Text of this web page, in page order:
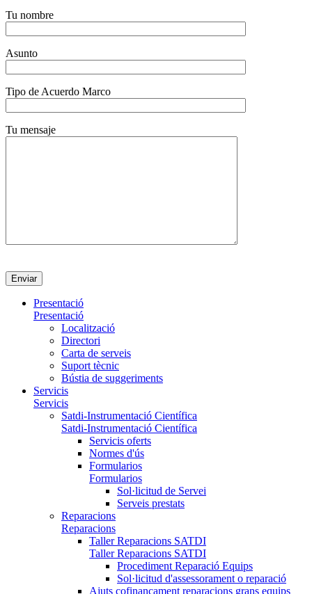
Tu nombre
Asunto
Tipo de Acuerdo Marco
Tu mensaje
Presentació
Presentació
Localització
Directori
Carta de serveis
Suport tècnic
Bústia de suggeriments
Servicis
Servicis
Satdi-Instrumentació Científica
Satdi-Instrumentació Científica
Servicis oferts
Normes d'ús
Formularios
Formularios
Sol·licitud de Servei
Serveis prestats
Reparacions
Reparacions
Taller Reparacions SATDI
Taller Reparacions SATDI
Procediment Reparació Equips
Sol·licitud d'assessorament o reparació
Ajuts cofinançament reparacions grans equips